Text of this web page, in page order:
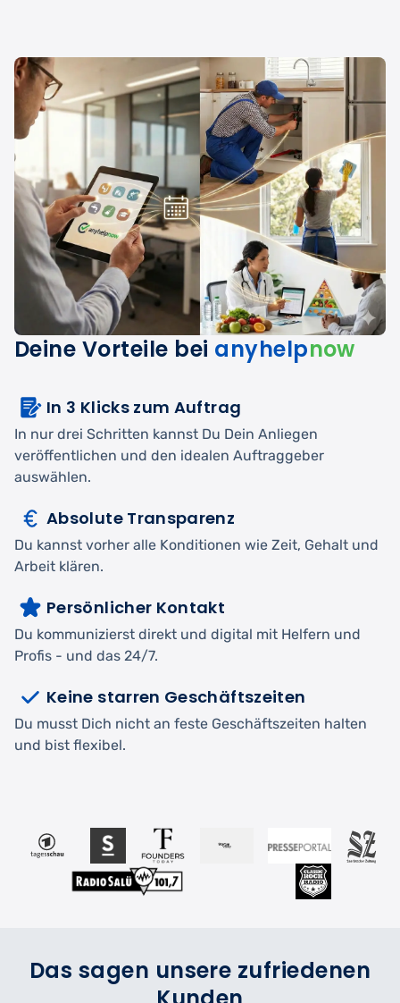
Deine Vorteile bei anyhelpnow
In 3 Klicks zum Auftrag
In nur drei Schritten kannst Du Dein Anliegen
veröffentlichen und den idealen Auftraggeber
auswählen.
Absolute Transparenz
Du kannst vorher alle Konditionen wie Zeit, Gehalt und
Arbeit klären.
Persönlicher Kontakt
Du kommunizierst direkt und digital mit Helfern und
Profis - und das 24/7.
Keine starren Geschäftszeiten
Du musst Dich nicht an feste Geschäftszeiten halten
und bist flexibel.
Das sagen unsere zufriedenen